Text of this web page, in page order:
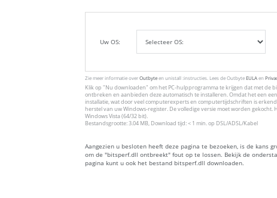
Uw OS:
Zie meer informatie overOutbyteen unistall :instructies. Lees de OutbyteEULAen
Klik op "Nu downloaden" om het PC-hulpprogramma te krijgen dat met de
ontbreken en aanbieden deze automatisch te installeren. Omdat het een
installatie, wat door veel computerexperts en computertijdschriften is
herstel van uw Windows-register. De volledige versie moet worden gekocht.
Windows Vista (64/32 bit).
Bestandsgrootte: 3.04 MB, Download tijd: < 1 min. op DSL/ADSL/Kabel
Aangezien u besloten heeft deze pagina te bezoeken, is de kans
om de "bitsperf.dll ontbreekt" fout op te lossen. Bekijk de
pagina kunt u ook het bestand bitsperf.dll downloaden.